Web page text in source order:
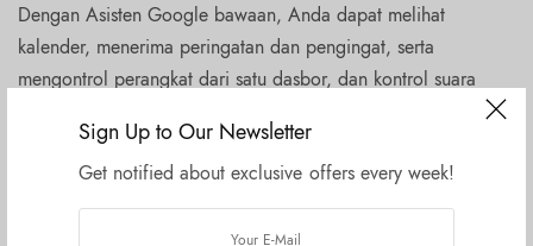
Sign Up to Our Newsletter
Get notified about exclusive offers every week!
Dengan Asisten Google bawaan, Anda dapat melihat
kalender, menerima peringatan dan pengingat, serta
mengontrol perangkat dari satu dasbor, dan kontrol suara
memungkinkan Anda mengakses fitur cerdas lainnya. Google
Home Hub ini memungkinkan Anda mendengarkan musik dari
Spotify dan Pandora serta melihat konten YouTube.